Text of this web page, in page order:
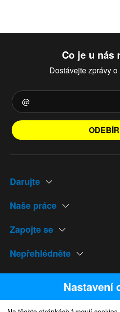
Co je u nás
Dostávejte zprávy
Darujte
Naše práce
Zapojte se
Nepřehlédněte
Naše weby
Nastavení